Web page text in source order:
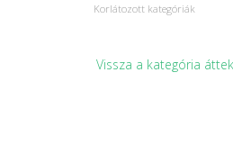
Korlátozott kategóriák
Vissza a kategória